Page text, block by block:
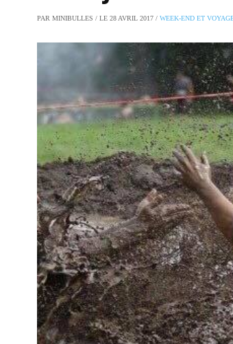
PAR MINIBULLES / LE 28 AVRIL 2017 / WEEK-END ET